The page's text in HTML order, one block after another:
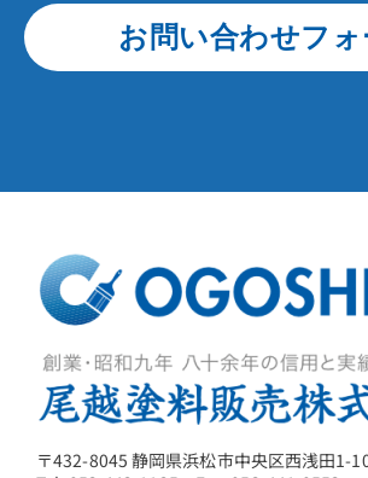
お問い合わせフォ
〒432-8045 静岡県浜松市中央区西浅田1-